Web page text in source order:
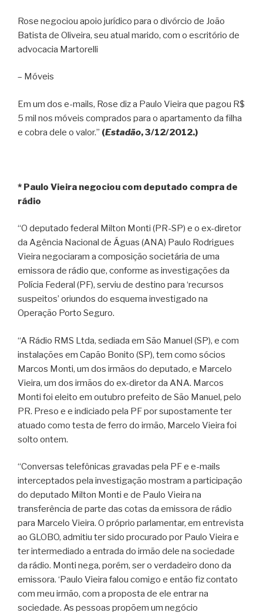
Rose negociou apoio jurídico para o divórcio de João
Batista de Oliveira, seu atual marido, com o escritório de
advocacia Martorelli
– Móveis
Em um dos e-mails, Rose diz a Paulo Vieira que pagou R$
5 mil nos móveis comprados para o apartamento da filha
e cobra dele o valor.” (Estadão, 3/12/2012.)
* Paulo Vieira negociou com deputado compra de
rádio
“O deputado federal Milton Monti (PR-SP) e o ex-diretor
da Agência Nacional de Águas (ANA) Paulo Rodrigues
Vieira negociaram a composição societária de uma
emissora de rádio que, conforme as investigações da
Polícia Federal (PF), serviu de destino para ‘recursos
suspeitos’ oriundos do esquema investigado na
Operação Porto Seguro.
“A Rádio RMS Ltda, sediada em São Manuel (SP), e com
instalações em Capão Bonito (SP), tem como sócios
Marcos Monti, um dos irmãos do deputado, e Marcelo
Vieira, um dos irmãos do ex-diretor da ANA. Marcos
Monti foi eleito em outubro prefeito de São Manuel, pelo
PR. Preso e e indiciado pela PF por supostamente ter
atuado como testa de ferro do irmão, Marcelo Vieira foi
solto ontem.
“Conversas telefônicas gravadas pela PF e e-mails
interceptados pela investigação mostram a participação
do deputado Milton Monti e de Paulo Vieira na
transferência de parte das cotas da emissora de rádio
para Marcelo Vieira. O próprio parlamentar, em entrevista
ao GLOBO, admitiu ter sido procurado por Paulo Vieira e
ter intermediado a entrada do irmão dele na sociedade
da rádio. Monti nega, porém, ser o verdadeiro dono da
emissora. ‘Paulo Vieira falou comigo e então fiz contato
com meu irmão, com a proposta de ele entrar na
sociedade. As pessoas propõem um negócio